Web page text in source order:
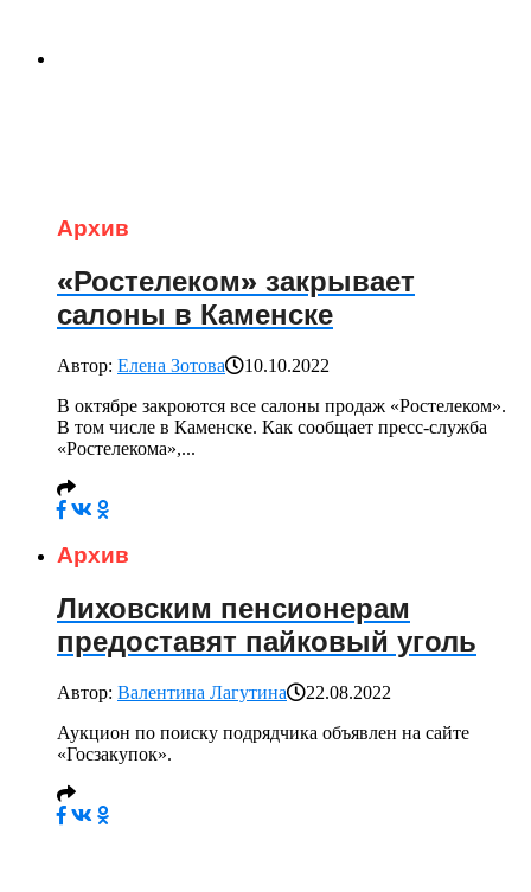
Архив
«Ростелеком» закрывает
салоны в Каменске
Автор: Елена Зотова
10.10.2022
В октябре закроются все салоны продаж «Ростелеком».
В том числе в Каменске. Как сообщает пресс-служба
«Ростелекома»,...
Архив
Лиховским пенсионерам
предоставят пайковый уголь
Автор: Валентина Лагутина
22.08.2022
Аукцион по поиску подрядчика объявлен на сайте
«Госзакупок».